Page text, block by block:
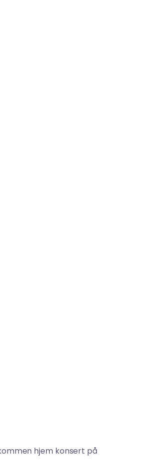
hjem konsert på